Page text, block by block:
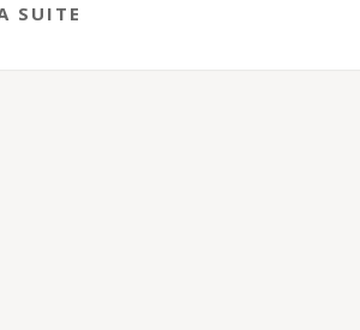
SUITE